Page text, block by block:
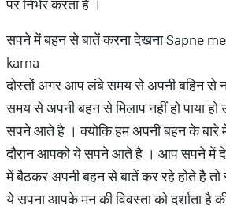
पर निर्भर करता है ।
सपने में बहन से बातें करना देखना Sapne
karna
दोस्तों अगर आप लंबे समय से अपनी बहिन से
समय से अपनी बहन से मिलाप नहीं हो पाया
सपने आते है । क्योकि हम अपनी बहन के बारे
दौरान आपको ये सपने आते है । आप सपने में
में बैठकर अपनी बहन से बातें कर रहे होते है
ये सपना आपके मन की विवस्ता को दर्शाता है